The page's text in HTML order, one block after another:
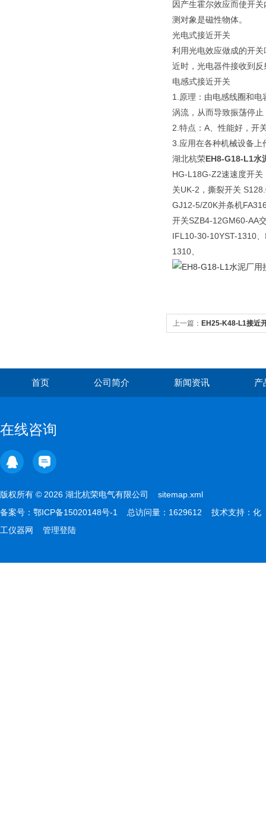
因产生霍尔效应而使开
测对象是磁性物体。
光电式接近开关
利用光电效应做成的开
近时，光电器件接收到
电感式接近开关
1.原理：由电感线圈和
涡流，从而导致振荡停
2.特点：A、性能好，开
3.应用在各种机械设备上
湖北杭荣EH8-G18-L1水
HG-L18G-Z2速速度开
关UK-2，撕裂开关
GJ12-5/Z0K并条机
开关SZB4-12GM60-AA
IFL10-30-10YST-1310
1310、
上一篇： EH25-K48-L1接近
首页 公司简介 新闻资讯 产
在线咨询
版权所有 © 2026 湖北杭荣电气有限公司 sitemap.xml
备案号： 鄂ICP备15020148号-1 总访问量：1629612 技术支持： 化
工仪器网
管理登陆